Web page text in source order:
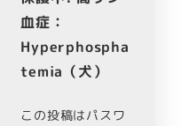
血症：
Hyperphospha
temia（犬）
この投稿はパスワ